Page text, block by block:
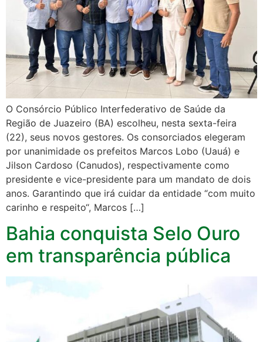
O Consórcio Público Interfederativo de Saúde da
Região de Juazeiro (BA) escolheu, nesta sexta-feira
(22), seus novos gestores. Os consorciados elegeram
por unanimidade os prefeitos Marcos Lobo (Uauá) e
Jilson Cardoso (Canudos), respectivamente como
presidente e vice-presidente para um mandato de dois
anos. Garantindo que irá cuidar da entidade “com muito
carinho e respeito“, Marcos […]
Bahia conquista Selo Ouro
em transparência pública